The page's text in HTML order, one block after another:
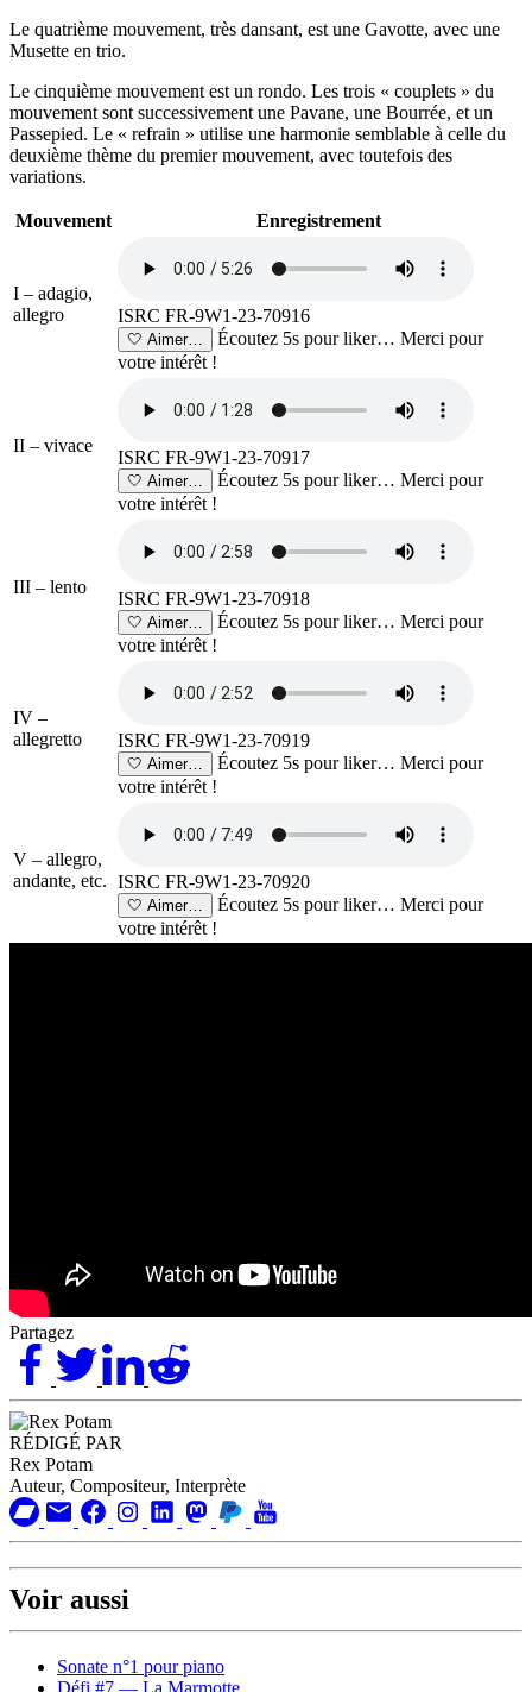
Le quatrième mouvement, très dansant, est une Gavotte, avec une
Musette en trio.
Le cinquième mouvement est un rondo. Les trois « couplets » du
mouvement sont successivement une Pavane, une Bourrée, et un
Passepied. Le « refrain » utilise une harmonie semblable à celle du
deuxième thème du premier mouvement, avec toutefois des
variations.
Mouvement Enregistrement
I – adagio,
allegro
ISRC FR-9W1-23-70916
🤍 Aimer… Écoutez 5s pour liker… Merci pour
votre intérêt !
II – vivace
ISRC FR-9W1-23-70917
🤍 Aimer… Écoutez 5s pour liker… Merci pour
votre intérêt !
III – lento
ISRC FR-9W1-23-70918
🤍 Aimer… Écoutez 5s pour liker… Merci pour
votre intérêt !
IV –
allegretto
ISRC FR-9W1-23-70919
🤍 Aimer… Écoutez 5s pour liker… Merci pour
votre intérêt !
V – allegro,
andante, etc. ISRC FR-9W1-23-70920
🤍 Aimer… Écoutez 5s pour liker… Merci pour
votre intérêt !
Partagez
RÉDIGÉ PAR
Rex Potam
Auteur, Compositeur, Interprète
Voir aussi
Sonate n°1 pour piano
Défi #7 — La Marmotte